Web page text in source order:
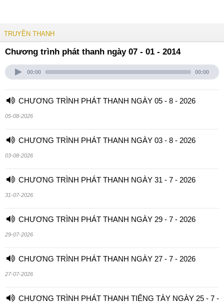
TRUYỀN THANH
Chương trình phát thanh ngày 07 - 01 - 2014
00:00 00:00
CHƯƠNG TRÌNH PHÁT THANH NGÀY 05 - 8 - 2026
05-08-2026
CHƯƠNG TRÌNH PHÁT THANH NGÀY 03 - 8 - 2026
03-08-2026
CHƯƠNG TRÌNH PHÁT THANH NGÀY 31 - 7 - 2026
31-07-2026
CHƯƠNG TRÌNH PHÁT THANH NGÀY 29 - 7 - 2026
29-07-2026
CHƯƠNG TRÌNH PHÁT THANH NGÀY 27 - 7 - 2026
27-07-2026
CHƯƠNG TRÌNH PHÁT THANH TIẾNG TÀY NGÀY 25 - 7 -